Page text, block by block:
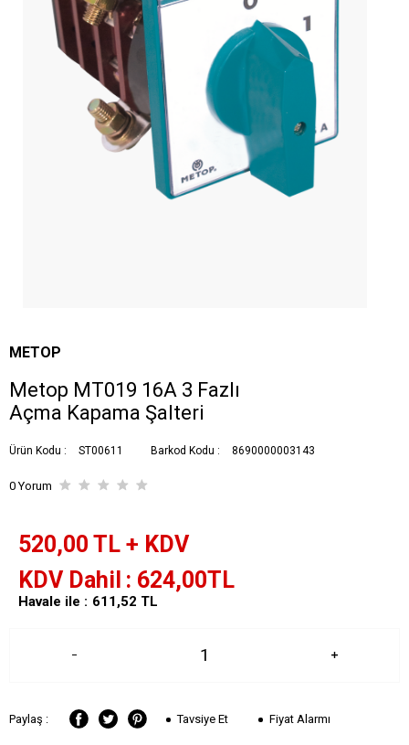
METOP
Metop MT019 16A 3 Fazlı
Açma Kapama Şalteri
Ürün Kodu : ST00611 Barkod Kodu : 8690000003143
0 Yorum
520,00 TL + KDV
KDV Dahil
624,00TL
Havale ile : TL
611,52
Paylaş : Tavsiye Et Fiyat Alarmı